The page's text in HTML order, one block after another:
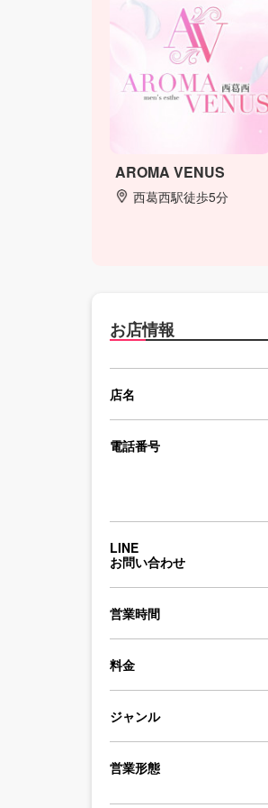
AROMA VENUS
西葛西駅徒歩5分
お店情報
店名
電話番号
LINE
お問い合わせ
営業時間
料金
ジャンル
営業形態